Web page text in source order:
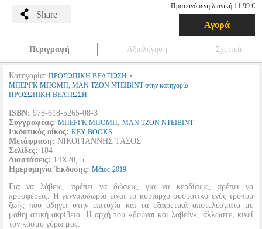
Share
Προτεινόμενη λιανική 11.99 €
Αγορά
Περιγραφή Αξιολόγηση Σχετικά
Κατηγορία: ΠΡΟΣΩΠΙΚΗ ΒΕΛΤΙΩΣΗ •
ΜΠΕΡΓΚ ΜΠΟΜΠ, ΜΑΝ ΤΖΟΝ ΝΤΕΙΒΙΝΤ στην κατηγορία
ΠΡΟΣΩΠΙΚΗ ΒΕΛΤΙΩΣΗ
ISBN: 978-618-5265-08-3
Συγγραφέας: ΜΠΕΡΓΚ ΜΠΟΜΠ, ΜΑΝ ΤΖΟΝ ΝΤΕΙΒΙΝΤ
Εκδοτικός οίκος: KEY BOOKS
Μετάφραση: ΝΙΚΟΓΙΑΝΝΗΣ ΤΑΣΟΣ
Σελίδες: 184
Διαστάσεις: 14Χ20, 5
Ημερομηνία Έκδοσης: Μάιος 2019
Για να λάβεις, πρέπει να δώσεις, για να κερδίσεις, πρέπει να
προσφέρεις. Η γενναιοδωρία είναι το κυρίαρχο συστατικό ενός τρόπου
ζωής που οδηγεί στην επιτυχία και τα εξαιρετικά αποτελέσματα με
μαθηματική ακρίβεια. Η αρχή του «δούναι και λαβείν», άλλωστε, κινεί
τον κόσμο γύρω μας.